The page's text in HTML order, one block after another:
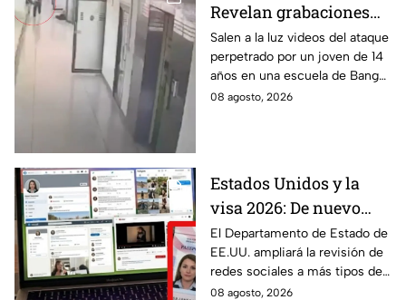
Revelan grabaciones
del tiroteo escolar que
dejó múltiples víctimas
Salen a la luz videos del ataque
perpetrado por un joven de 14
años en una escuela de Bang
Kruai, Tailandia. El saldo es de
08 agosto, 2026
Estados Unidos y la
visa 2026: De nuevo
revisarán las redes
sociales de mexicanos
que viaje a este país
El Departamento de Estado de
EE.UU. ampliará la revisión de
redes sociales a más tipos de
visa, incluyendo a mexicanos
08 agosto, 2026